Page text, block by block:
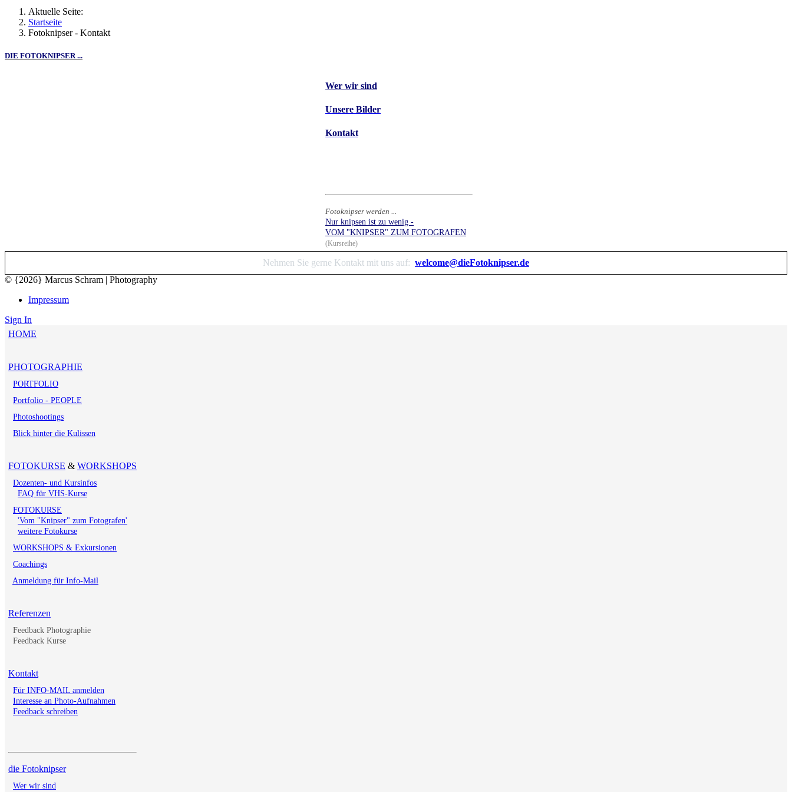
Aktuelle Seite:
Startseite
Fotoknipser - Kontakt
DIE FOTOKNIPSER ...
Wer wir sind
Unsere Bilder
Kontakt
Fotoknipser werden ...
Nur knipsen ist zu wenig -
VOM "KNIPSER" ZUM FOTOGRAFEN
(Kursreihe)
Nehmen Sie gerne Kontakt mit uns auf: welcome@dieFotoknipser.de
© {2026} Marcus Schram | Photography
Impressum
Sign In
HOME
PHOTOGRAPHIE
PORTFOLIO
Portfolio - PEOPLE
Photoshootings
Blick hinter die Kulissen
FOTOKURSE & WORKSHOPS
Dozenten- und Kursinfos
FAQ für VHS-Kurse
FOTOKURSE
'Vom "Knipser" zum Fotografen'
weitere Fotokurse
WORKSHOPS & Exkursionen
Coachings
Anmeldung für Info-Mail
Referenzen
Feedback Photographie
Feedback Kurse
Kontakt
Für INFO-MAIL anmelden
Interesse an Photo-Aufnahmen
Feedback schreiben
die Fotoknipser
Wer wir sind